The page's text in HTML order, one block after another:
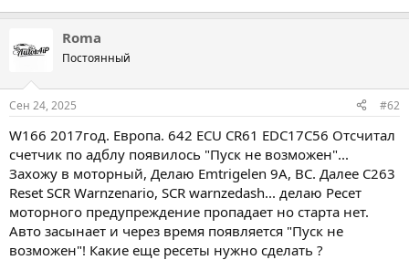
Roma
Постоянный
Сен 24, 2025 #62
W166 2017год. Европа. 642 ECU CR61 EDC17C56 Отсчитал
счетчик по адблу появилось "Пуск не возможен"...
Захожу в моторный, Делаю Emtrigelen 9A, BC. Далее C263
Reset SCR Warnzenario, SCR warnzedash... делаю Ресет
моторного предупреждение пропадает но старта нет.
Авто засынает и через время появляется "Пуск не
возможен"! Какие еще ресеты нужно сделать ?